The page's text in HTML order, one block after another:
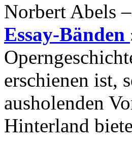
Norbert Abels
Essay-Bänden
erschienen ist,
ausholenden
Hinterland